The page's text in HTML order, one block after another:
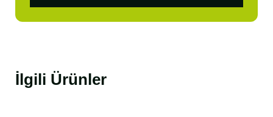
İlgili Ürünler